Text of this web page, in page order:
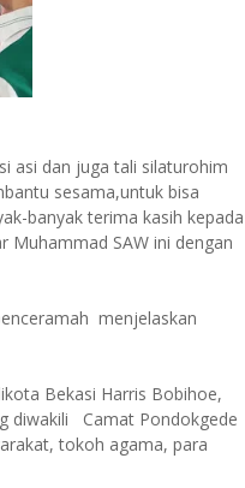
asi dan juga tali silaturohim
sesama,untuk bisa
banyak terima kasih kepada
Muhammad SAW ini dengan
menjelaskan
Bekasi Harris Bobihoe,
diwakili Camat Pondokgede
tokoh agama, para